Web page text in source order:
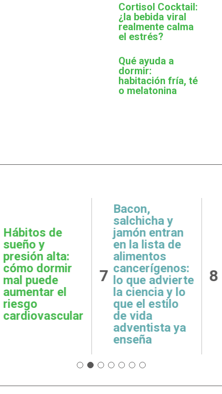
Cortisol Cocktail:
¿la bebida viral
realmente calma
el estrés?
Qué ayuda a
dormir:
habitación fría, té
o melatonina
entran
de
advierte
y lo
estilo
8
Metas
realistas:
cómo definir
objetivos
posibles y
cuidar la salud
emocional
9
qué
la